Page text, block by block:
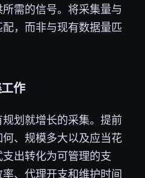
需的信号。将采集量与
，而非与现有数据量匹
作
划就增长的采集。提前
、规模多大以及应当花
出转化为可管理的支
、代理开支和维护时间